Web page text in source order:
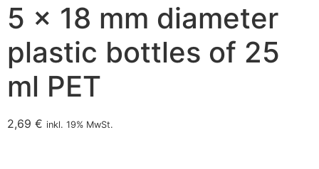
5 x 18 mm diameter
plastic bottles of 25
ml PET
2,69 € inkl. 19% MwSt.